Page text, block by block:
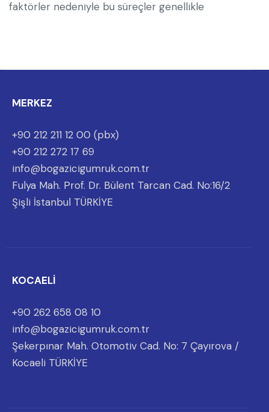
faktörler nedeniyle bu süreçler genellikle
MERKEZ
+90 212 211 12 00 (pbx)
+90 212 272 17 69
info@bogazicigumruk.com.tr
Fulya Mah. Prof. Dr. Bülent Tarcan Cad. No:16/2
Şişli İstanbul TÜRKİYE
KOCAELİ
+90 262 658 08 10
info@bogazicigumruk.com.tr
Şekerpınar Mah. Otomotiv Cad. No: 7 Çayırova /
Kocaeli TÜRKİYE